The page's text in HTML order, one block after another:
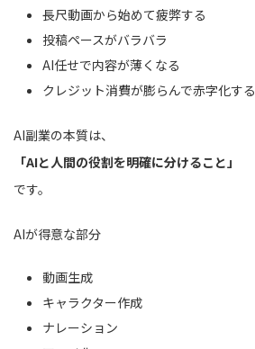
長尺動画から始めて疲弊する
投稿ペースがバラバラ
AI任せで内容が薄くなる
クレジット消費が膨らんで赤字化する
AI副業の本質は、
「AIと人間の役割を明確に分けること」
です。
AIが得意な部分
動画生成
キャラクター作成
ナレーション